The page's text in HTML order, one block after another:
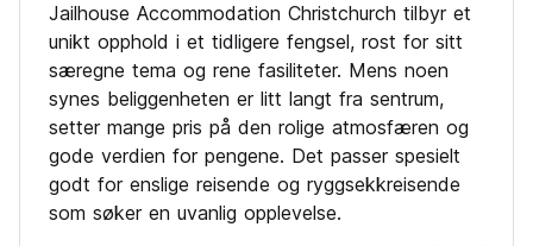
Jailhouse Accommodation Christchurch tilbyr et
unikt opphold i et tidligere fengsel, rost for sitt
særegne tema og rene fasiliteter. Mens noen
synes beliggenheten er litt langt fra sentrum,
setter mange pris på den rolige atmosfæren og
gode verdien for pengene. Det passer spesielt
godt for enslige reisende og ryggsekkreisende
som søker en uvanlig opplevelse.